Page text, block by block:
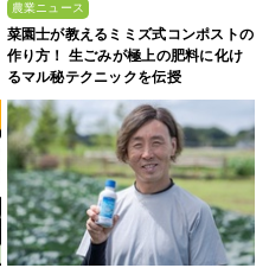
農業ニュース
菜園士が教えるミミズ式コンポストの
作り方！ 生ごみが極上の肥料に化け
るマル秘テクニックを伝授